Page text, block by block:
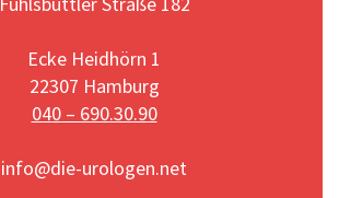
Ecke Heidhörn 1
22307 Hamburg
040 – 690.30.90
info@die-urologen.net